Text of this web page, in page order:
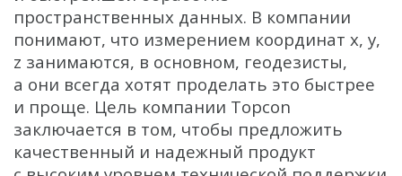
пространственных данных. В компании
понимают, что измерением координат x, y,
z занимаются, в основном, геодезисты,
а они всегда хотят проделать это быстрее
и проще. Цель компании Topcon
заключается в том, чтобы предложить
качественный и надежный продукт